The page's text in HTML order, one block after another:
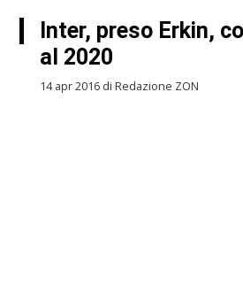
Inter, preso Erkin,
al 2020
14 apr 2016 di Redazione ZON